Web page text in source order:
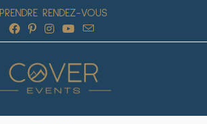
PRENDRE RENDEZ-VOUS